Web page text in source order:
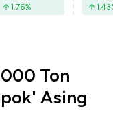
1.76% 1.43
Ton
Asing